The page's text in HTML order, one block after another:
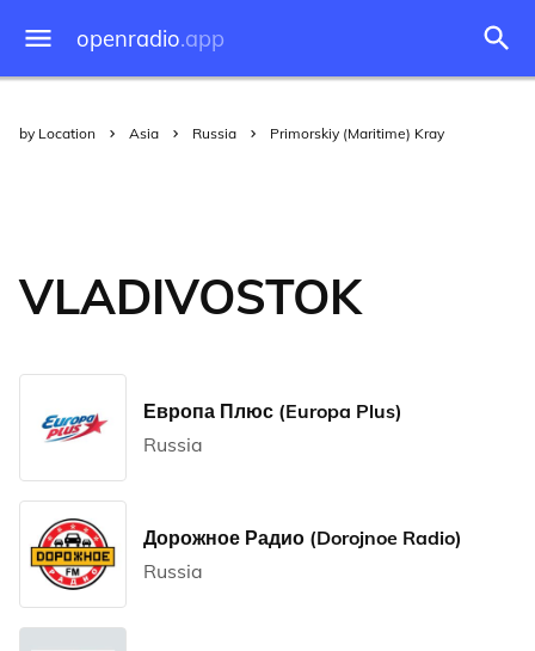
openradio.app
by Location Asia Russia Primorskiy (Maritime) Kray
VLADIVOSTOK
Европа Плюс (Europa Plus)
Russia
Дорожное Радио (Dorojnoe Radio)
Russia